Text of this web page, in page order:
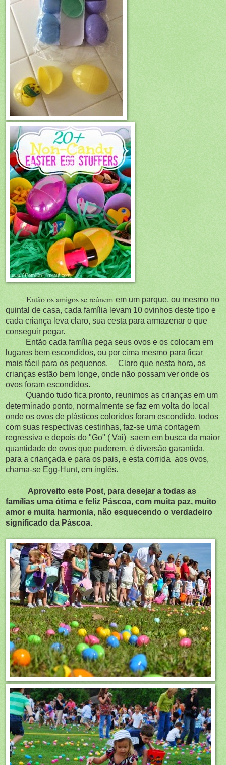
Então os amigos se reúnem em um parque, ou mesmo no
quintal de casa, cada família levam 10 ovinhos deste tipo e
cada criança leva claro, sua cesta para armazenar o que
conseguir pegar.
Então cada família pega seus ovos e os colocam em
lugares bem escondidos, ou por cima mesmo para ficar
mais fácil para os pequenos. Claro que nesta hora, as
crianças estão bem longe, onde não possam ver onde os
ovos foram escondidos.
Quando tudo fica pronto, reunimos as crianças em um
determinado ponto, normalmente se faz em volta do local
onde os ovos de plásticos coloridos foram escondido, todos
com suas respectivas cestinhas, faz-se uma contagem
regressiva e depois do "Go" ( Vai) saem em busca da maior
quantidade de ovos que puderem, é diversão garantida,
para a criançada e para os pais, e esta corrida aos ovos,
chama-se Egg-Hunt, em inglês.
Aproveito este Post, para desejar a todas as
famílias uma ótima e feliz Páscoa, com muita paz, muito
amor e muita harmonia, não esquecendo o verdadeiro
significado da Páscoa.